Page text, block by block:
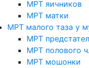
МРТ яичников
МРТ матки
МРТ малого таза у
МРТ
МРТ полового
МРТ мошонки